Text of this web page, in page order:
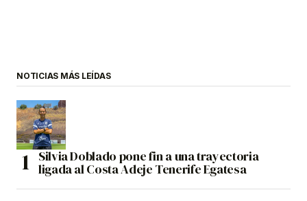
NOTICIAS MÁS LEÍDAS
Silvia Doblado pone fin a una trayectoria
ligada al Costa Adeje Tenerife Egatesa